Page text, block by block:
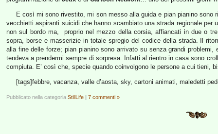
E così mi sono rivestito, mi son messo alla guida e pian pianino sono
vecchietti aspiranti suicidi che hanno scambiato una strada regionale per
non sul bordo ma, proprio nel mezzo della corsia, affiancati in due o
sopra, borse e masserizie in totale spregio del codice della strada. Il
alla fine delle forze; pian pianino sono arrivato su senza grandi problemi,
tendeva a prendermi sempre di sorpresa. Infatti al rientro in casa sono
compiuta. E’ così che, specie quando coinvolgono le persone a cui tieni,
[tags]febbre, vacanza, valle d’aosta, sky, cartoni animati, maledetti
Pubblicato nella categoria StillLife | 7 commenti »